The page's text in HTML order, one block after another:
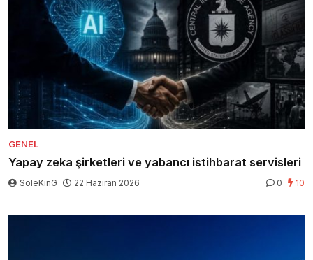
GENEL
Yapay zeka şirketleri ve yabancı istihbarat servisleri
SoleKinG 22 Haziran 2026 0 10